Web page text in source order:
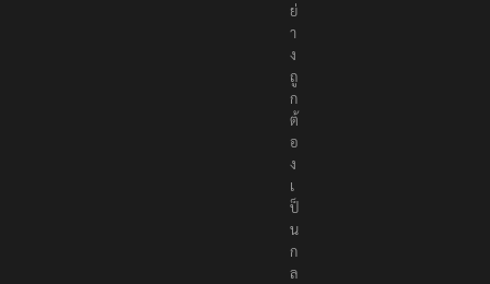
ย่
า
ง
ถู
ก
ต้
อ
ง
เ
ป็
น
ก
ล